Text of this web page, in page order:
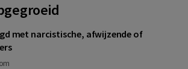
met narcistische, afwijzende of